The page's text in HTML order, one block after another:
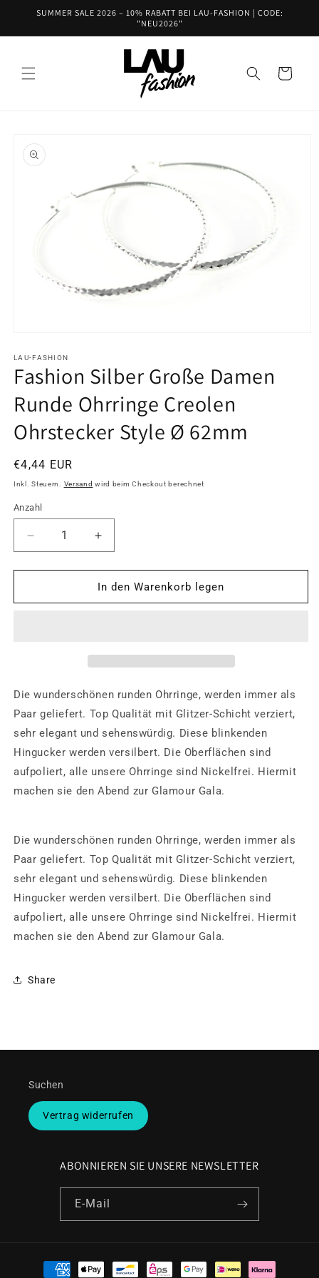
zumSUMMER SALE 2026 – 10% RABATT BEI LAU-FASHION | CODE:
"NEU2026"
Warenkorb
in
Modal
öffnen
LAU-FASHION
Fashion Silber Große Damen
Runde Ohrringe Creolen
Ohrstecker Style Ø 62mm
Normaler
Preis
€4,44 EUR
Inkl. Steuern. Versand wird beim Checkout berechnet
Anzahl
Anzahl
Verringere
die
Menge
Fashion
Creolen
Ohrstecker
Style
Ø
62mm
Erhöhe
die
Menge
für
Fashion
Creolen
Ohrstecker
Style
Ø
62mm
In den Warenkorb legen
Die wunderschönen runden Ohrringe, werden immer als
Paar geliefert. Top Qualität mit Glitzer-Schicht verziert,
sehr elegant und sehenswürdig. Diese blinkenden
Hingucker werden versilbert. Die Oberflächen sind
aufpoliert, alle unsere Ohrringe sind Nickelfrei. Hiermit
machen sie den Abend zur Glamour Gala.
Die wunderschönen runden Ohrringe, werden immer als
Paar geliefert. Top Qualität mit Glitzer-Schicht verziert,
sehr elegant und sehenswürdig. Diese blinkenden
Hingucker werden versilbert. Die Oberflächen sind
aufpoliert, alle unsere Ohrringe sind Nickelfrei. Hiermit
machen sie den Abend zur Glamour Gala.
Share
Suchen
Vertrag widerrufen
ABONNIEREN SIE UNSERE NEWSLETTER
E-Mail
Zahlungsmethoden